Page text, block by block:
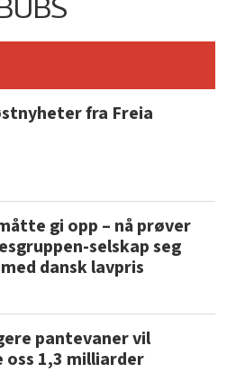
fra Freia
gi opp – nå prøver
selskap seg
dansk lavpris
pantevaner vil
oss 1,3 milliarder